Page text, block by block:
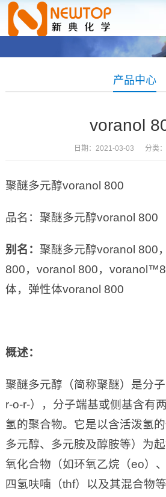
产品中心
voranol
日期：2021-03-03 分类：
聚醚多元醇voranol 800
品名：聚醚多元醇voranol 800
别名： 聚醚多元醇voranol 800
800，voranol 800，
体，弹性体voranol 800
概述：
聚醚多元醇（简称聚醚）是分
r-o-r-），分子端基或侧基含有
氢的聚合物。它是以含活泼氢
多元醇、多元胺及醇胺等）为
氧化合物（如环氧乙烷（eo）
四氢呋喃（thf）以及其混合物